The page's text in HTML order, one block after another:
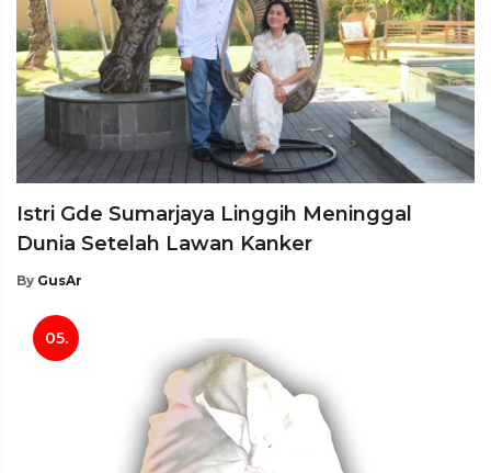
Istri Gde Sumarjaya Linggih Meninggal
Dunia Setelah Lawan Kanker
By GusAr
05.